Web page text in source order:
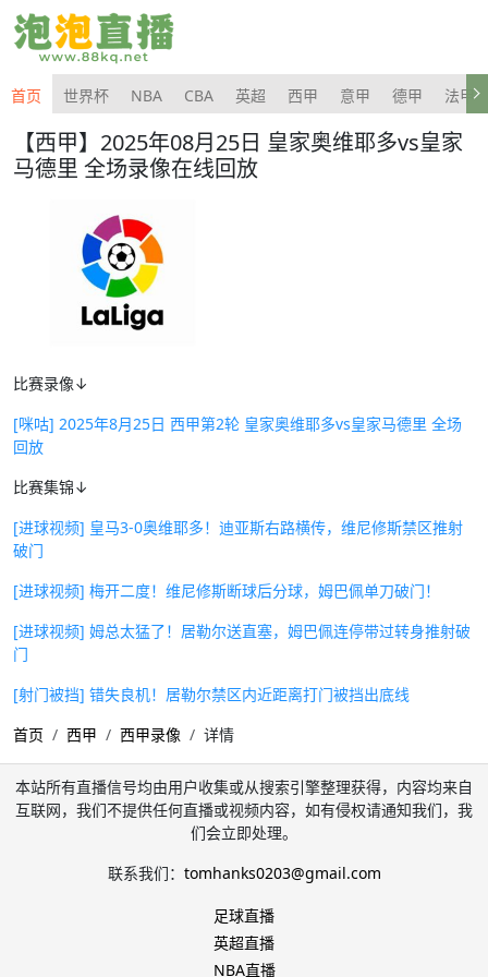
首页 世界杯 NBA CBA 英超 西甲 意甲 德甲 法甲
【西甲】2025年08月25日 皇家奥维耶多vs皇家
马德里 全场录像在线回放
比赛录像↓
[咪咕] 2025年8月25日 西甲第2轮 皇家奥维耶多vs皇家马德里 全场
回放
比赛集锦↓
[进球视频] 皇马3-0奥维耶多！迪亚斯右路横传，维尼修斯禁区推射
破门
[进球视频] 梅开二度！维尼修斯断球后分球，姆巴佩单刀破门！
[进球视频] 姆总太猛了！居勒尔送直塞，姆巴佩连停带过转身推射破
门
[射门被挡] 错失良机！居勒尔禁区内近距离打门被挡出底线
首页
西甲 西甲录像 详情
本站所有直播信号均由用户收集或从搜索引擎整理获得，内容均来自
互联网，我们不提供任何直播或视频内容，如有侵权请通知我们，我
们会立即处理。
联系我们： tomhanks0203@gmail.com
足球直播
英超直播
NBA直播